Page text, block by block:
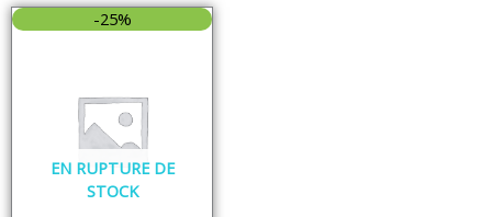
-25%
EN RUPTURE DE
STOCK